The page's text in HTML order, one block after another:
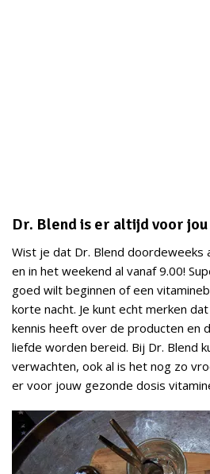
Dr. Blend is er altijd voor jou
Wist je dat Dr. Blend doordeweeks
en in het weekend al vanaf 9.00!
goed wilt beginnen of een
korte nacht. Je kunt echt merken
kennis heeft over de producten en
liefde worden bereid. Bij Dr. Blend
verwachten, ook al is het nog zo
er voor jouw gezonde dosis